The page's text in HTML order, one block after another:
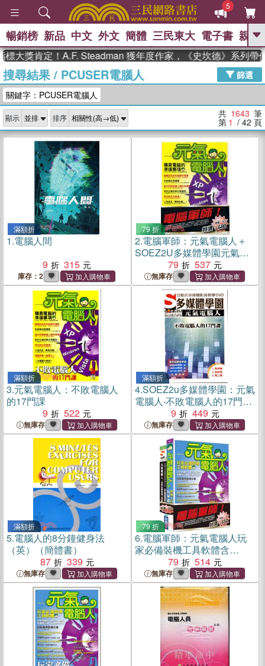
5
GO
熱搜： 高希均教授回憶錄
、 The Odyssey 、 父親節 、 如果歷
獎 臺灣漫遊錄 、 方念華 、 台灣的李
登輝時代
數學女孩：黎曼猜想 、
偉大的迷走神經
暢銷榜 新品 中文 外文 簡體 三民東大 電子書 親子
定！A.F. Steadman 獲年度作家，《史坎德》系列帶你踏上
搜尋結果/ PCUSER電腦人
篩選
關鍵字：PCUSER電腦人
顯示 排序 共 1643 筆
第 1 / 42 頁
滿額折
1.電腦人間
9
315
庫存：2
79 折
2.電腦軍師：元氣電腦人＋
SOEZ2U多媒體學園元氣電
79 537
無庫存
滿額折
3.元氣電腦人：不敗電腦人
的17門課
9
522
無庫存
滿額折
4.SOEZ2u多媒體學園：元氣
電腦人‧不敗電腦人的17門課
9 449
無庫存
滿額折
5.電腦人的8分鐘健身法
（英）（簡體書）
87
339
無庫存
79 折
6.電腦軍師：元氣電腦人玩
家必備裝機工具軟體含
SOEZ2U多媒體
79 514
無庫存